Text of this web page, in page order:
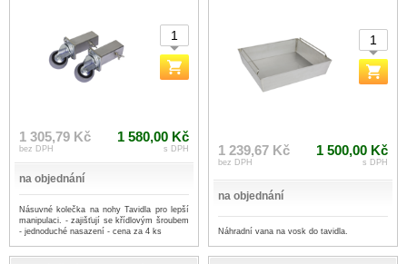
1 305,79 Kč
bez DPH
1 580,00 Kč
s DPH
na objednání
Násuvné kolečka na nohy Tavidla pro lepší
manipulaci. - zajišťují se křídlovým šroubem
- jednoduché nasazení - cena za 4 ks
1 239,67 Kč
bez DPH
1 500,00 Kč
s DPH
na objednání
Náhradní vana na vosk do tavidla.